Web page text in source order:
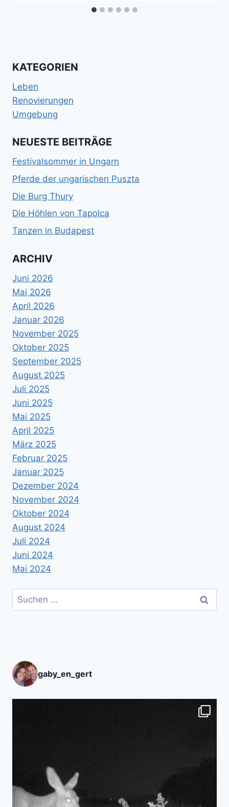
KATEGORIEN
Leben
Renovierungen
Umgebung
NEUESTE BEITRÄGE
Festivalsommer in Ungarn
Pferde der ungarischen Puszta
Die Burg Thury
Die Höhlen von Tapolca
Tanzen in Budapest
ARCHIV
Juni 2026
Mai 2026
April 2026
Januar 2026
November 2025
Oktober 2025
September 2025
August 2025
Juli 2025
Juni 2025
Mai 2025
April 2025
März 2025
Februar 2025
Januar 2025
Dezember 2024
November 2024
Oktober 2024
August 2024
Juli 2024
Juni 2024
Mai 2024
Suchen
nach:
gaby_en_gert